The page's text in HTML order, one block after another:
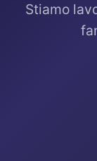
Stiamo